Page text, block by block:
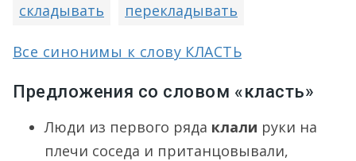
складывать
перекладывать
Все синонимы к слову КЛАСТЬ
Предложения со словом «класть»
Люди из первого ряда клали руки на
плечи соседа и пританцовывали,